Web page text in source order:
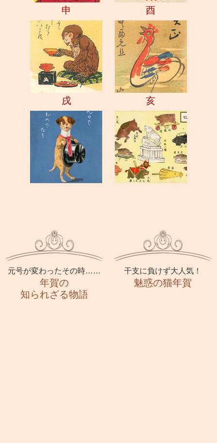
申 酉
戌 亥
元号が変わったその時……
年賀の
知られざる物語
干支に負けず大人気！
魅惑の猫年賀